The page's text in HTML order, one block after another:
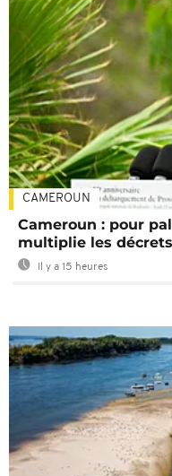
CAMEROUN
Cameroun : pour
multiplie les décrets
Il y a 15 heures